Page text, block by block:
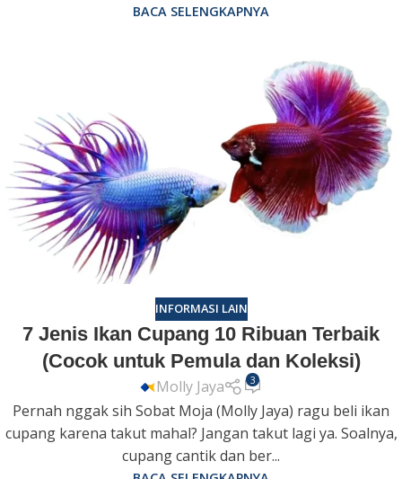
BACA SELENGKAPNYA
INFORMASI LAIN
7 Jenis Ikan Cupang 10 Ribuan Terbaik
(Cocok untuk Pemula dan Koleksi)
Molly Jaya 3
Pernah nggak sih Sobat Moja (Molly Jaya) ragu beli ikan
cupang karena takut mahal? Jangan takut lagi ya. Soalnya,
cupang cantik dan ber...